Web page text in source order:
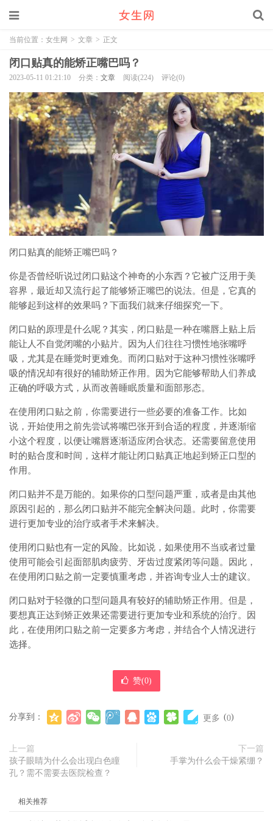
当前位置： 女生网 > 文章 > 正文
闭口贴真的能矫正嘴巴吗？
2023-05-11 01:21:10 分类： 文章 阅读(224) 评论(0)
闭口贴真的能矫正嘴巴吗？
你是否曾经听说过闭口贴这个神奇的小东西？它被广泛用于美
容界，最近却又流行起了能够矫正嘴巴的说法。但是，它真的
能够起到这样的效果吗？下面我们就来仔细探究一下。
闭口贴的原理是什么呢？其实，闭口贴是一种在嘴唇上贴上后
能让人不自觉闭嘴的小贴片。因为人们往往习惯性地张嘴呼
吸，尤其是在睡觉时更难免。而闭口贴对于这种习惯性张嘴呼
吸的情况却有很好的辅助矫正作用。因为它能够帮助人们养成
正确的呼吸方式，从而改善睡眠质量和面部形态。
在使用闭口贴之前，你需要进行一些必要的准备工作。比如
说，开始使用之前先尝试将嘴巴张开到合适的程度，并逐渐缩
小这个程度，以便让嘴唇逐渐适应闭合状态。还需要留意使用
时的贴合度和时间，这样才能让闭口贴真正地起到矫正口型的
作用。
闭口贴并不是万能的。如果你的口型问题严重，或者是由其他
原因引起的，那么闭口贴并不能完全解决问题。此时，你需要
进行更加专业的治疗或者手术来解决。
使用闭口贴也有一定的风险。比如说，如果使用不当或者过量
使用可能会引起面部肌肉疲劳、牙齿过度紧闭等问题。因此，
在使用闭口贴之前一定要慎重考虑，并咨询专业人士的建议。
闭口贴对于轻微的口型问题具有较好的辅助矫正作用。但是，
要想真正达到矫正效果还需要进行更加专业和系统的治疗。因
此，在使用闭口贴之前一定要多方考虑，并结合个人情况进行
选择。
赞(0)
分享到： 更多 (0)
上一篇
孩子眼睛为什么会出现白色瞳
孔？需不需要去医院检查？
下一篇
手掌为什么会干燥紧绷？
相关推荐